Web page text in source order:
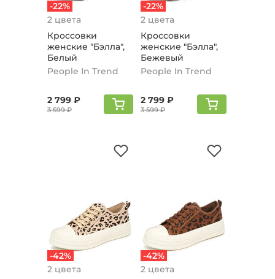
-22%
2 цвета
Кроссовки
женские "Бэлла",
Белый
People In Trend
2 799 ₽
3 599 ₽
-22%
2 цвета
Кроссовки
женские "Бэлла",
Бежевый
People In Trend
2 799 ₽
3 599 ₽
-42%
2 цвета
-42%
2 цвета